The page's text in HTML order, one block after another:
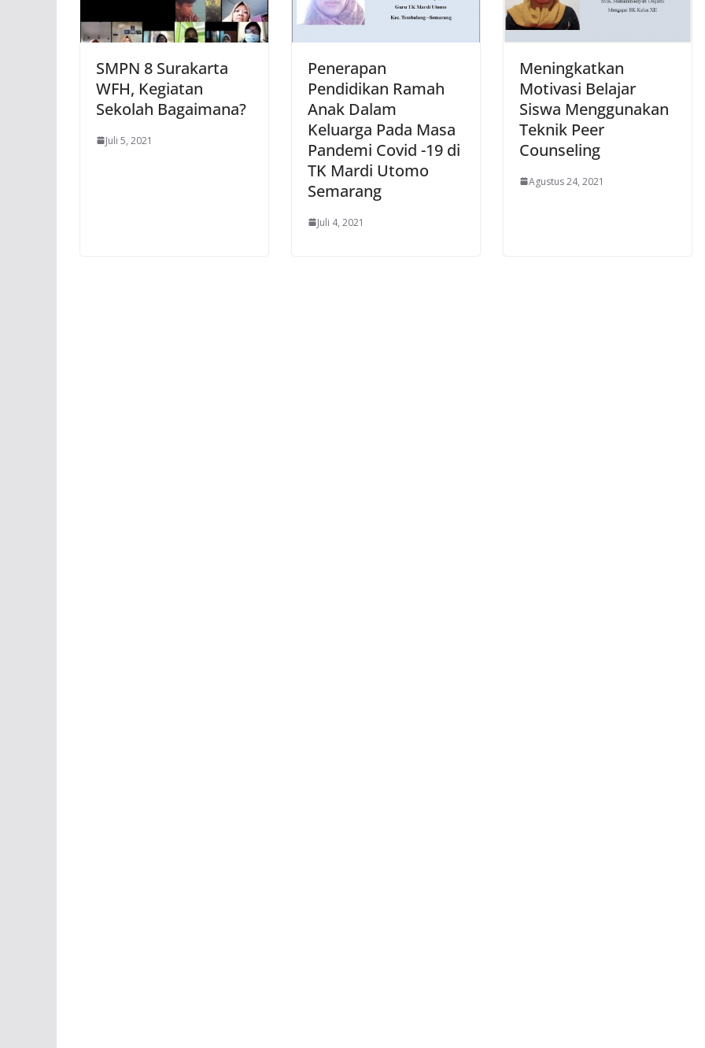
SMPN 8 Surakarta
WFH, Kegiatan
Sekolah Bagaimana?
Juli 5, 2021
Penerapan
Pendidikan Ramah
Anak Dalam
Keluarga Pada Masa
Pandemi Covid -19 di
TK Mardi Utomo
Semarang
Juli 4, 2021
Meningkatkan
Motivasi Belajar
Siswa Menggunakan
Teknik Peer
Counseling
Agustus 24, 2021